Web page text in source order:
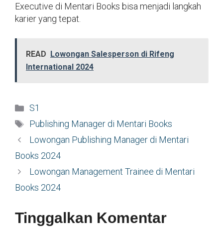
Executive di Mentari Books bisa menjadi langkah
karier yang tepat.
READ
Lowongan Salesperson di Rifeng
International 2024
Kategori
S1
Tag
Publishing Manager di Mentari Books
Lowongan Publishing Manager di Mentari
Books 2024
Lowongan Management Trainee di Mentari
Books 2024
Tinggalkan Komentar